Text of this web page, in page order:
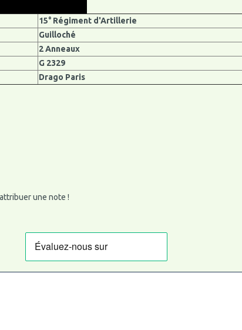
15° Régiment d'Artillerie
Guilloché
2 Anneaux
G 2329
Drago Paris
une note !